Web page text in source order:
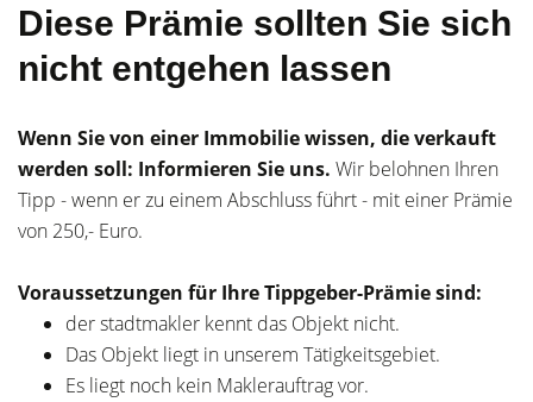
Diese Prämie sollten Sie sich
nicht entgehen lassen
Wenn Sie von einer Immobilie wissen, die verkauft
werden soll: Informieren Sie uns. Wir belohnen Ihren
Tipp - wenn er zu einem Abschluss führt - mit einer Prämie
von 250,- Euro.
Voraussetzungen für Ihre Tippgeber-Prämie sind:
der stadtmakler kennt das Objekt nicht.
Das Objekt liegt in unserem Tätigkeitsgebiet.
Es liegt noch kein Maklerauftrag vor.